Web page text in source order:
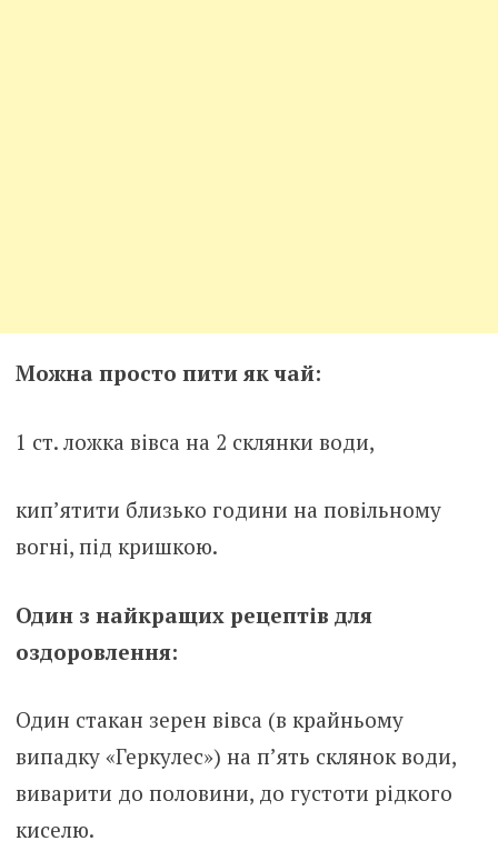
Можна просто пити як чай:
1 ст. ложка вівса на 2 склянки води,
кип’ятити близько години на повільному
вогні, під кришкою.
Один з найкращих рецептів для
оздоровлення:
Один стакан зерен вівса (в крайньому
випадку «Геркулес») на п’ять склянок води,
виварити до половини, до густоти рідкого
киселю.